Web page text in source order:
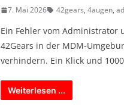
7. Mai 2026 42gears, 4augen,
Ein Fehler vom
42Gears in der MDM-
verhindern. Ein Klick und
Weiterlesen ...